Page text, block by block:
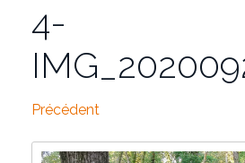
4-
Précédent